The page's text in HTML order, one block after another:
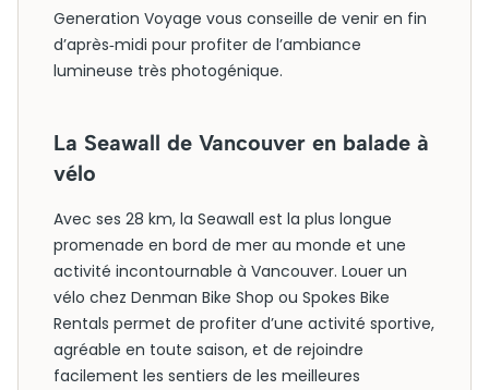
Generation Voyage vous conseille de venir en fin
d’après‑midi pour profiter de l’ambiance
lumineuse très photogénique.
La Seawall de Vancouver en balade à
vélo
Avec ses 28 km, la Seawall est la plus longue
promenade en bord de mer au monde et une
activité incontournable à Vancouver. Louer un
vélo chez Denman Bike Shop ou Spokes Bike
Rentals permet de profiter d’une activité sportive,
agréable en toute saison, et de rejoindre
facilement les sentiers de les meilleures